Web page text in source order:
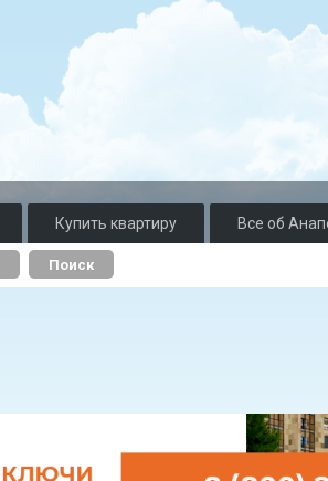
Поиск
Купить квартиру Все об